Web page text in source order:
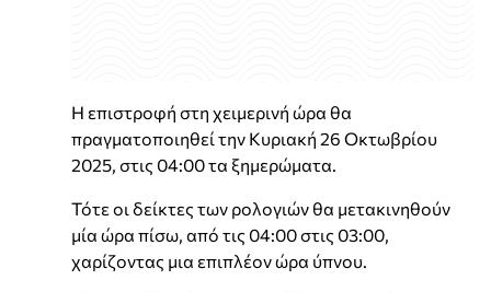
Η επιστροφή στη χειμερινή ώρα θα
πραγματοποιηθεί την Κυριακή 26 Οκτωβρίου
2025, στις 04:00 τα ξημερώματα.
Τότε οι δείκτες των ρολογιών θα μετακινηθούν
μία ώρα πίσω, από τις 04:00 στις 03:00,
χαρίζοντας μια επιπλέον ώρα ύπνου.